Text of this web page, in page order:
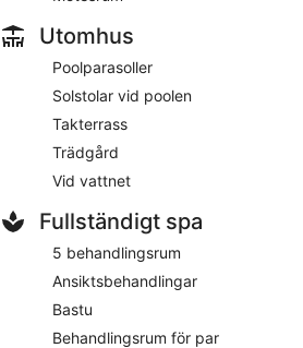
Utomhus
Poolparasoller
Solstolar vid poolen
Takterrass
Trädgård
Vid vattnet
Fullständigt spa
5 behandlingsrum
Ansiktsbehandlingar
Bastu
Behandlingsrum för par